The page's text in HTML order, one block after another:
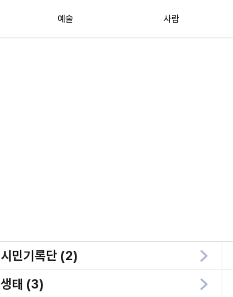
예술 사람
시민기록단 (2)
생태 (3)